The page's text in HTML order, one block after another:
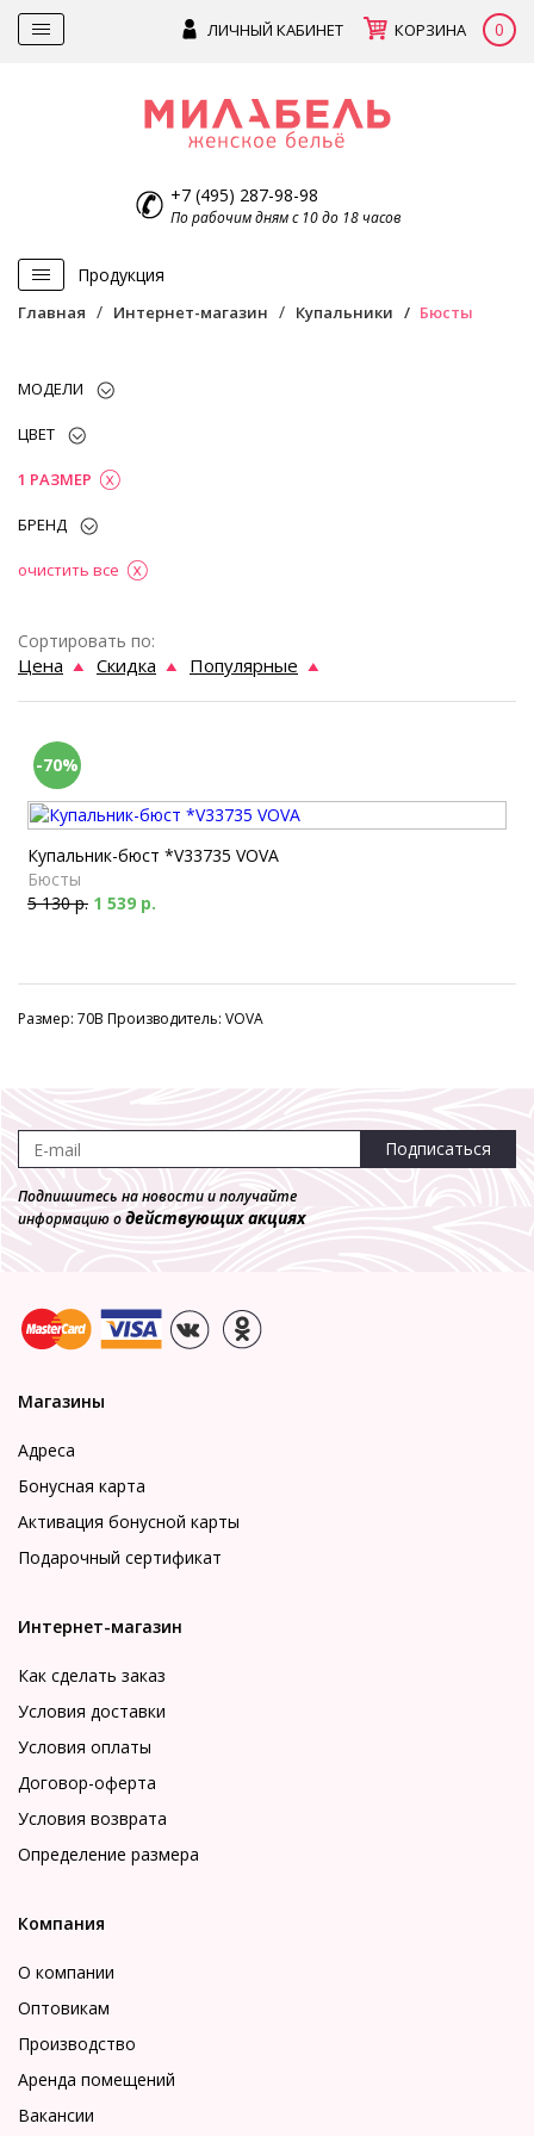
ЛИЧНЫЙ КАБИНЕТ КОРЗИНА 0
+7 (495) 287-98-98
По рабочим дням с 10 до 18 часов
Продукция
Главная Интернет-магазин Купальники Бюсты
МОДЕЛИ
ЦВЕТ
1 РАЗМЕР
БРЕНД
очистить все
Сортировать по:
Цена Скидка Популярные
-70%
Купальник-бюст *V33735 VOVA
Бюсты
5 130 р. 1 539 р.
Размер: 70B Производитель: VOVA
Подписаться
Подпишитесь на новости и получайте
информацию одействующих акциях
Магазины
Адреса
Бонусная карта
Активация бонусной карты
Подарочный сертификат
Интернет-магазин
Как сделать заказ
Условия доставки
Условия оплаты
Договор-оферта
Условия возврата
Определение размера
Компания
О компании
Оптовикам
Производство
Аренда помещений
Вакансии